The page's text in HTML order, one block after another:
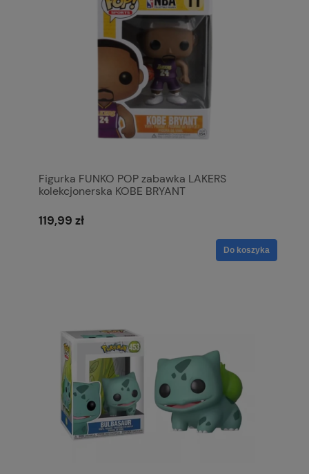
Figurka FUNKO POP zabawka LAKERS
kolekcjonerska KOBE BRYANT
119,99 zł
Do koszyka